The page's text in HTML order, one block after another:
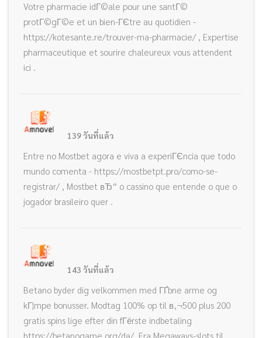
Votre pharmacie idГ©ale pour une santГ©
protГ©gГ©e et un bien-ГЄtre au quotidien -
https://kotesante.re/trouver-ma-pharmacie/ , Expertise
pharmaceutique et sourire chaleureux vous attendent
ici .
139 วันที่แล้ว
Entre no Mostbet agora e viva a experiГЄncia que todo
mundo comenta - https://mostbetpt.pro/como-se-
registrar/ , Mostbet вЂ“ o cassino que entende o que o
jogador brasileiro quer .
143 วันที่แล้ว
Betano byder dig velkommen med ГҐbne arme og
kГ¦mpe bonusser. Modtag 100% op til в‚¬500 plus 200
gratis spins lige efter din fГёrste indbetaling
https://betanogame.org/da/. Fra Megaways-slots til